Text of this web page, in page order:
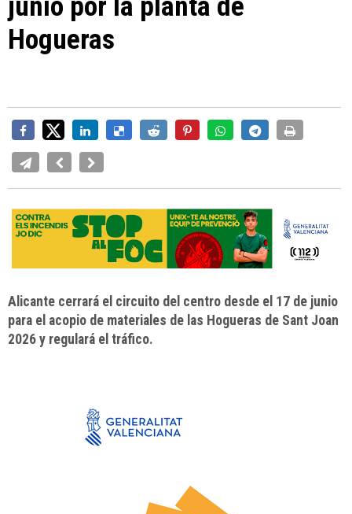
junio por la plantà de
Hogueras
Alicante cerrará el circuito del centro desde el 17 de junio
para el acopio de materiales de las Hogueras de Sant Joan
2026 y regulará el tráfico.